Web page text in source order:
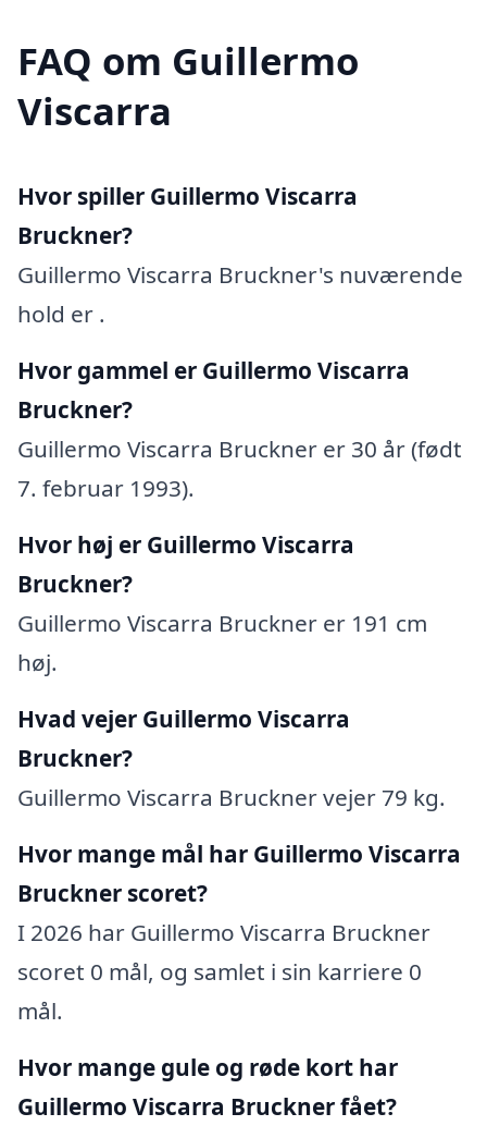
FAQ om Guillermo
Viscarra
Hvor spiller Guillermo Viscarra
Bruckner?
Guillermo Viscarra Bruckner's nuværende
hold er .
Hvor gammel er Guillermo Viscarra
Bruckner?
Guillermo Viscarra Bruckner er 30 år (født
7. februar 1993).
Hvor høj er Guillermo Viscarra
Bruckner?
Guillermo Viscarra Bruckner er 191 cm
høj.
Hvad vejer Guillermo Viscarra
Bruckner?
Guillermo Viscarra Bruckner vejer 79 kg.
Hvor mange mål har Guillermo Viscarra
Bruckner scoret?
I 2026 har Guillermo Viscarra Bruckner
scoret 0 mål, og samlet i sin karriere 0
mål.
Hvor mange gule og røde kort har
Guillermo Viscarra Bruckner fået?